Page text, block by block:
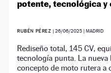
potente, tecnológica y
RUBÉN PÉREZ |26/06/2025 | MADRID
Rediseño total, 145 CV,
tecnología punta. La nueva
concepto de moto rutera a